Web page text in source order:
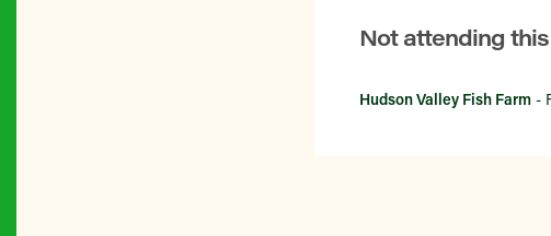
Not attending
Hudson Valley Fish Farm -